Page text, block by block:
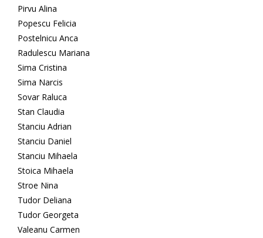
Pirvu Alina
Popescu Felicia
Postelnicu Anca
Radulescu Mariana
Sima Cristina
Sima Narcis
Sovar Raluca
Stan Claudia
Stanciu Adrian
Stanciu Daniel
Stanciu Mihaela
Stoica Mihaela
Stroe Nina
Tudor Deliana
Tudor Georgeta
Valeanu Carmen